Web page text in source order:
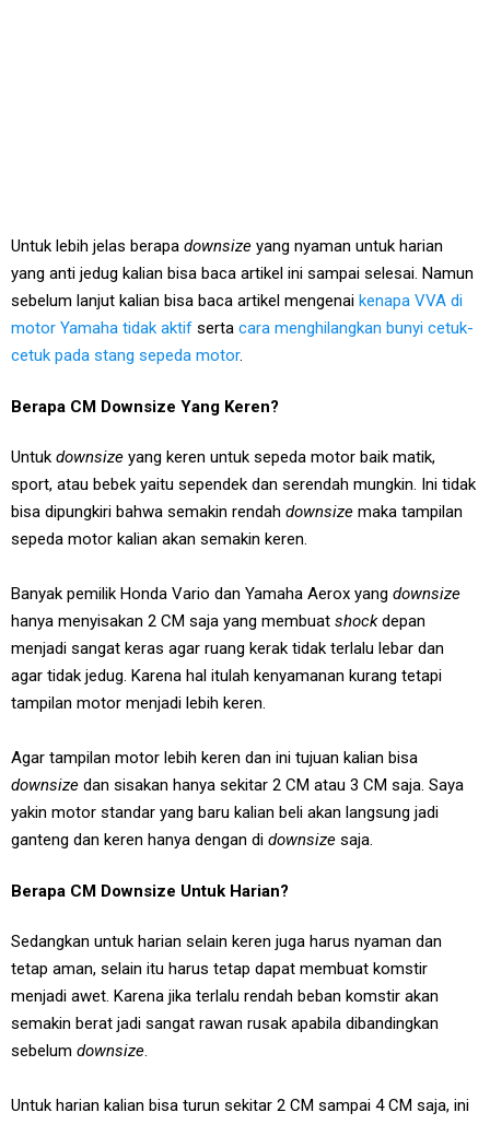
Untuk lebih jelas berapa downsize yang nyaman untuk harian
yang anti jedug kalian bisa baca artikel ini sampai selesai. Namun
sebelum lanjut kalian bisa baca artikel mengenai kenapa VVA di
motor Yamaha tidak aktif serta cara menghilangkan bunyi cetuk-
cetuk pada stang sepeda motor.
Berapa CM Downsize Yang Keren?
Untuk downsize yang keren untuk sepeda motor baik matik,
sport, atau bebek yaitu sependek dan serendah mungkin. Ini tidak
bisa dipungkiri bahwa semakin rendah downsize maka tampilan
sepeda motor kalian akan semakin keren.
Banyak pemilik Honda Vario dan Yamaha Aerox yang downsize
hanya menyisakan 2 CM saja yang membuat shockdepan
menjadi sangat keras agar ruang kerak tidak terlalu lebar dan
agar tidak jedug. Karena hal itulah kenyamanan kurang tetapi
tampilan motor menjadi lebih keren.
Agar tampilan motor lebih keren dan ini tujuan kalian bisa
downsize dan sisakan hanya sekitar 2 CM atau 3 CM saja. Saya
yakin motor standar yang baru kalian beli akan langsung jadi
ganteng dan keren hanya dengan di downsize saja.
Berapa CM Downsize Untuk Harian?
Sedangkan untuk harian selain keren juga harus nyaman dan
tetap aman, selain itu harus tetap dapat membuat komstir
menjadi awet. Karena jika terlalu rendah beban komstir akan
semakin berat jadi sangat rawan rusak apabila dibandingkan
sebelum downsize.
Untuk harian kalian bisa turun sekitar 2 CM sampai 4 CM saja, ini